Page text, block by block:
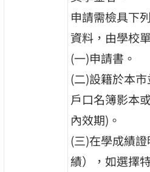
申請需檢具下
資料，由學校
(一)申請書。
(二)設籍於本
戶口名簿影本
內效期)。
(三)在學成績
績），如選擇